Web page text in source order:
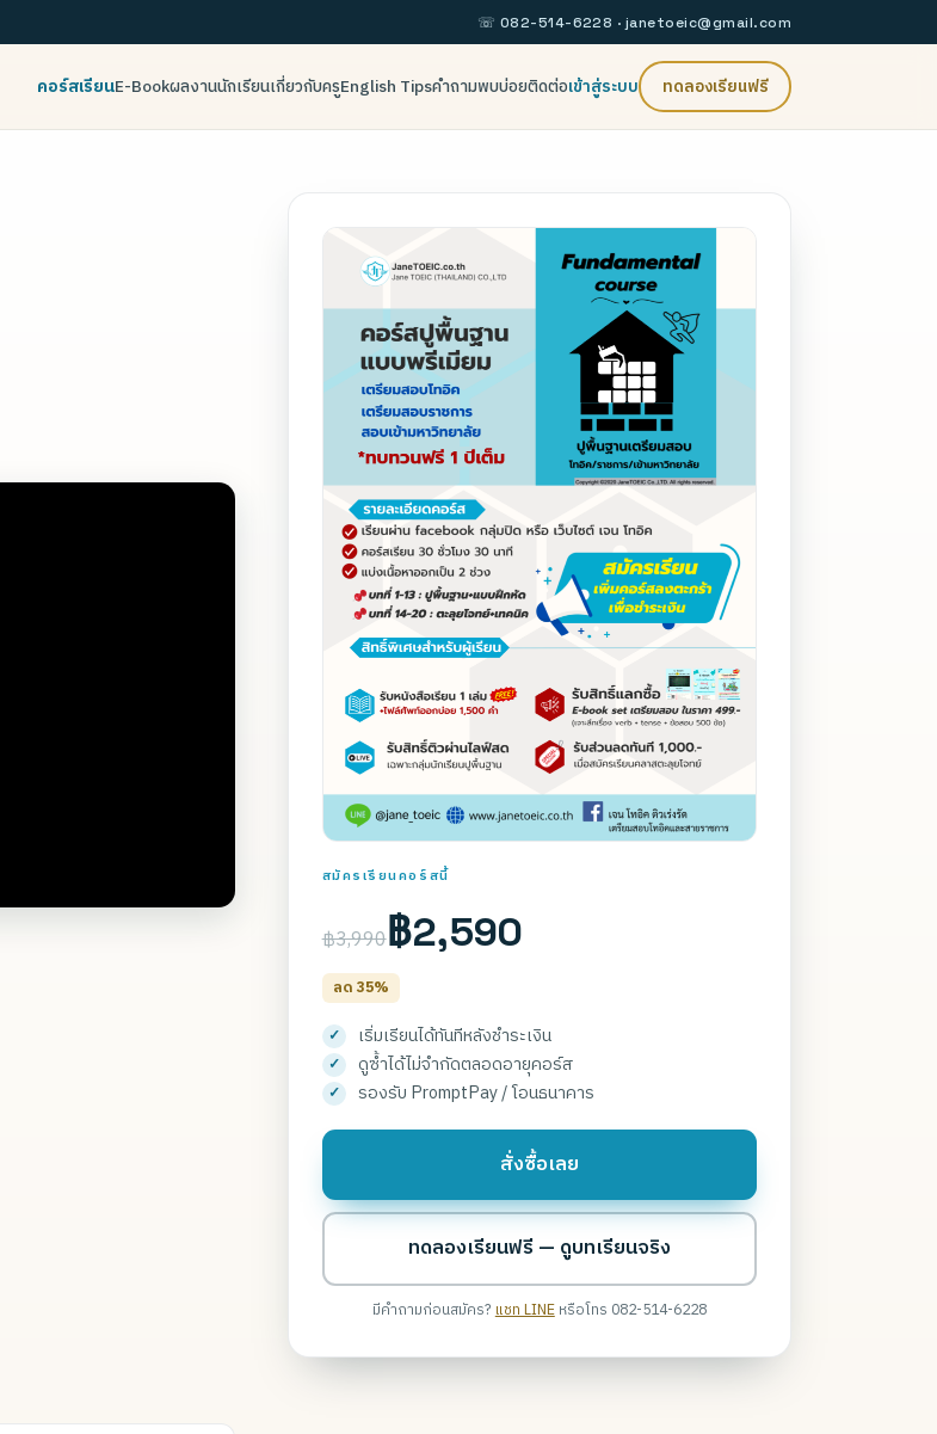
☏ 082-514-6228 · janetoeic@gmail.com
คอร์สเรียนE-Bookผลงานนักเรียนเกี่ยวกับครูEnglish Tipsคำถามพบบ่อยติดต่อเข้าสู่ระบบ ทดลองเรียนฟรี
สมัครเรียนคอร์สนี้
฿3,990฿2,590
ลด 35%
เริ่มเรียนได้ทันทีหลังชำระเงิน
ดูซ้ำได้ไม่จำกัดตลอดอายุคอร์ส
รองรับ PromptPay / โอนธนาคาร
สั่งซื้อเลย
ทดลองเรียนฟรี — ดูบทเรียนจริง
มีคำถามก่อนสมัคร?แชท LINEหรือโทร 082-514-6228